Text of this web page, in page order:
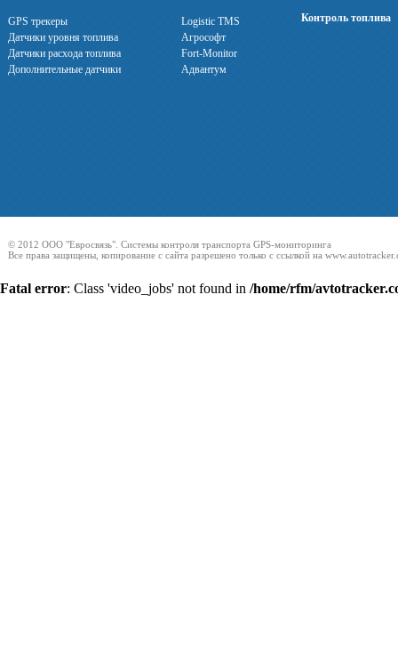
GPS трекеры
Датчики уровня топлива
Датчики расхода топлива
Дополнительные датчики
Logistic TMS
Агрософт
Fort-Monitor
Адвантум
Контроль топлива
© 2012 ООО "Евросвязь". Системы контроля транспорта GPS-мониторинга
Все права защищены, копирование с сайта разрешено только с ссылкой на
Fatal error: Class 'video_jobs' not found in /home/rfm/